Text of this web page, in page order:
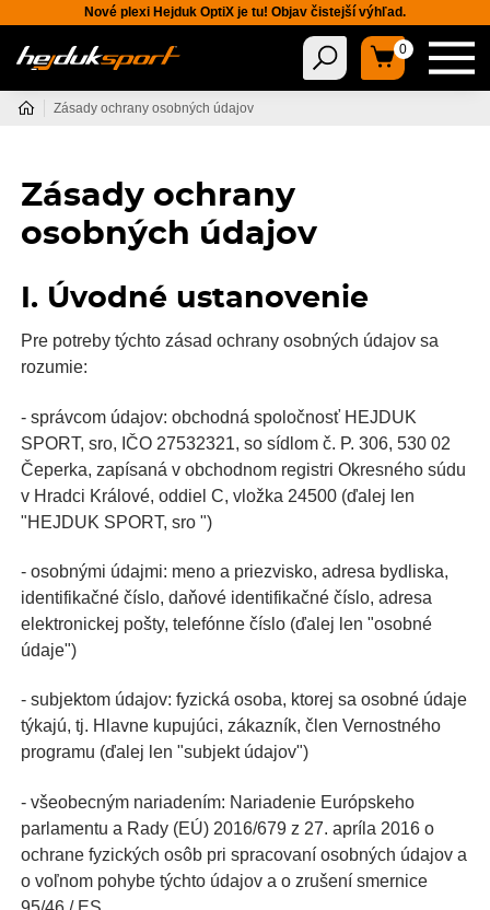
Nové plexi Hejduk OptiX je tu! Objav čistejší výhľad.
0
Zásady ochrany osobných údajov
Zásady ochrany
osobných údajov
I. Úvodné ustanovenie
Pre potreby týchto zásad ochrany osobných údajov sa
rozumie:
- správcom údajov: obchodná spoločnosť HEJDUK
SPORT, sro, IČO 27532321, so sídlom č. P. 306, 530 02
Čeperka, zapísaná v obchodnom registri Okresného súdu
v Hradci Králové, oddiel C, vložka 24500 (ďalej len
"HEJDUK SPORT, sro ")
- osobnými údajmi: meno a priezvisko, adresa bydliska,
identifikačné číslo, daňové identifikačné číslo, adresa
elektronickej pošty, telefónne číslo (ďalej len "osobné
údaje")
- subjektom údajov: fyzická osoba, ktorej sa osobné údaje
týkajú, tj. Hlavne kupujúci, zákazník, člen Vernostného
programu (ďalej len "subjekt údajov")
- všeobecným nariadením: Nariadenie Európskeho
parlamentu a Rady (EÚ) 2016/679 z 27. apríla 2016 o
ochrane fyzických osôb pri spracovaní osobných údajov a
o voľnom pohybe týchto údajov a o zrušení smernice